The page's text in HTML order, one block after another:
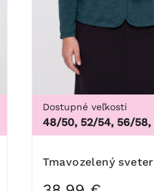
Dostupné veľkosti
48/50, 52/54, 56/
Tmavozelený sveter